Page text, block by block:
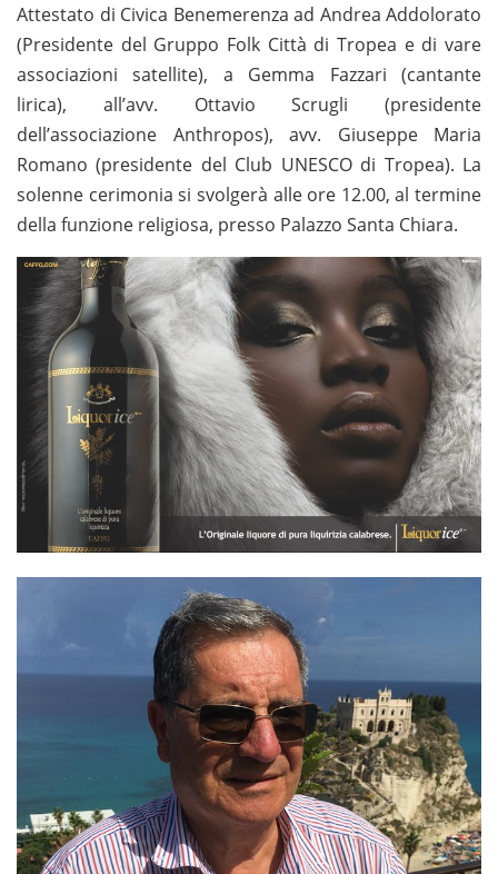
Attestato di Civica Benemerenza ad Andrea Addolorato
(Presidente del Gruppo Folk Città di Tropea e di vare
associazioni satellite), a Gemma Fazzari (cantante
lirica), all’avv. Ottavio Scrugli (presidente
dell’associazione Anthropos), avv. Giuseppe Maria
Romano (presidente del Club UNESCO di Tropea). La
solenne cerimonia si svolgerà alle ore 12.00, al termine
della funzione religiosa, presso Palazzo Santa Chiara.